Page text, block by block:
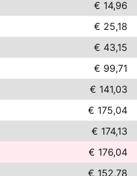
€ 14,96
€ 25,18
€ 43,15
€ 99,71
€ 141,03
€ 175,04
€ 174,13
€ 176,04
€ 152,78